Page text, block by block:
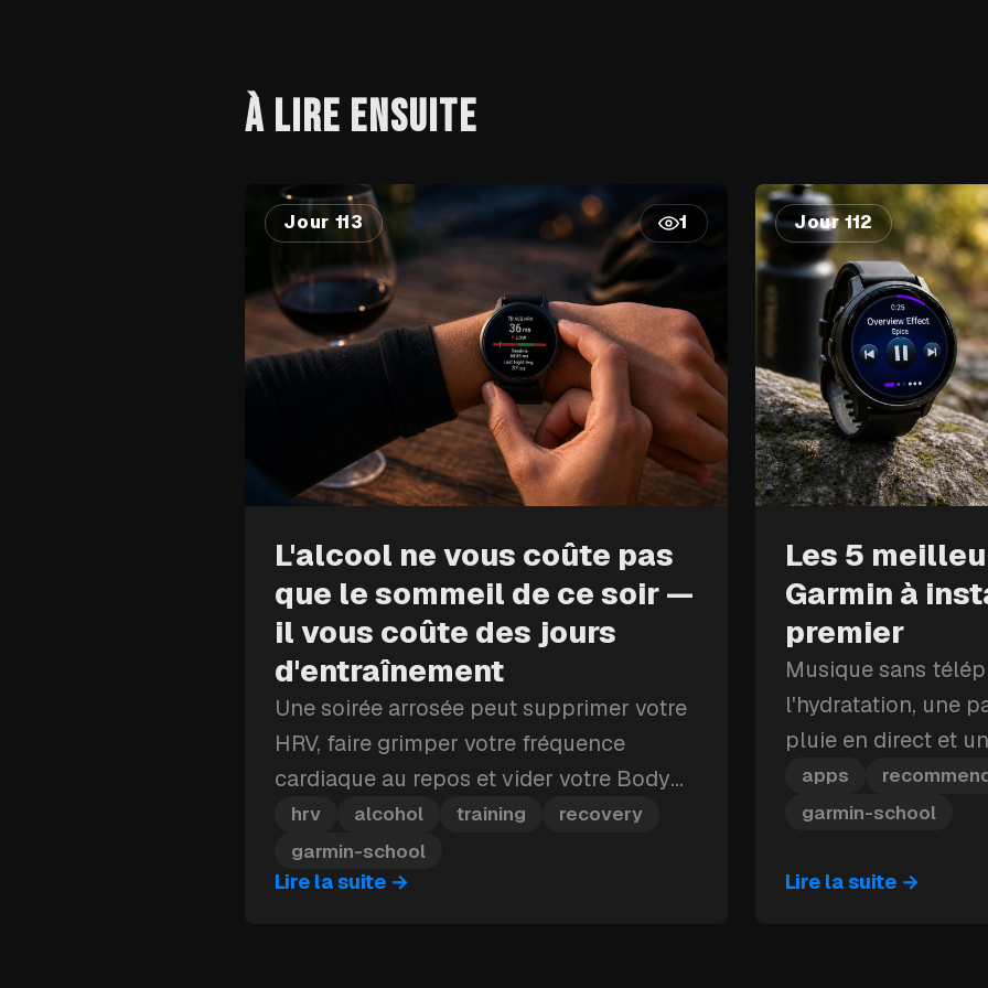
À LIRE ENSUITE
Jour 113 1
L'alcool ne vous coûte pas
que le sommeil de ce soir —
il vous coûte des jours
d'entraînement
Une soirée arrosée peut supprimer votre
HRV, faire grimper votre fréquence
cardiaque au repos et vider votre Body
Battery — et en plein bloc
d'entraînement, ce coup porté à la
récupération peut vous coûter plus
hrv alcohol training
recovery
garmin-school
Lire la suite →
Jour 112
Les 5
Garmin à
premier
Musique sans
l'hydratation, une
pluie en direct et
personnalisable :
Garmin à installer
apps
garmin-school
Lire la suite→